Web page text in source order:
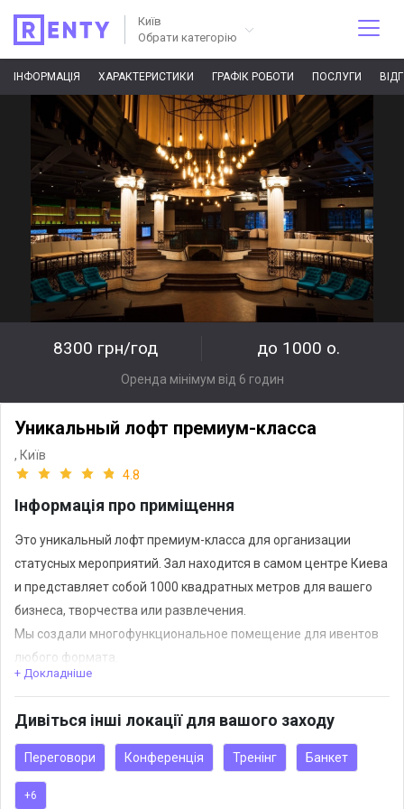
Київ
Обрати категорію
ІНФОРМАЦІЯ ХАРАКТЕРИСТИКИ ГРАФІК РОБОТИ ПОСЛУГИ
8300 грн/год до 1000 о.
Оренда мінімум від 6 годин
Уникальный лофт премиум-класса
, Київ
4.8
Інформація про приміщення
Это уникальный лофт премиум-класса для организации
статусных мероприятий. Зал находится в самом центре Киева
и представляет собой 1000 квадратных метров для вашего
бизнеса, творчества или развлечения.
Мы создали многофункциональное помещение для ивентов
любого формата.
· Системой звука NEXO JBL – одной из самых лучших в Киеве;
· Удобными мягкими диванами;
· Сценой и профессиональным светом;
· Двумя телевизорами диагональю 55 дюймов;
+ Докладніше
Дивіться інші локації для вашого заходу
Переговори Конференція Тренінг Банкет
+6